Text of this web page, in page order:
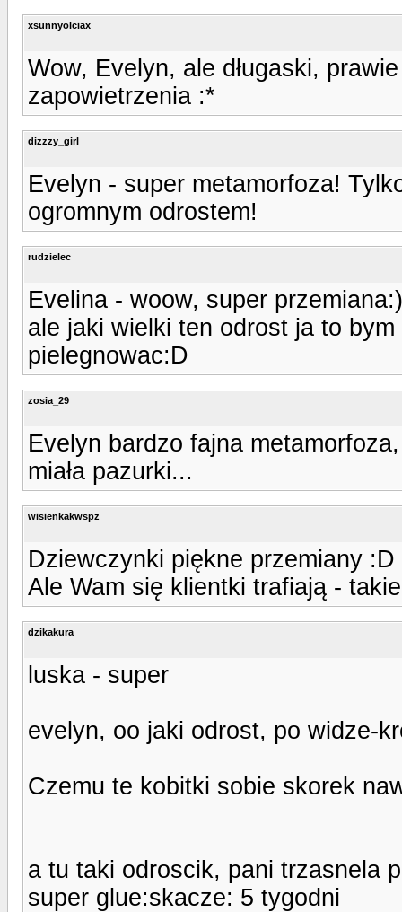
xsunnyolciax
Wow, Evelyn, ale długaski,
zapowietrzenia :*
dizzzy_girl
Evelyn - super metamorfoza!
ogromnym odrostem!
rudzielec
Evelina - woow, super przemiana:)
ale jaki wielki ten odrost ja to
pielegnowac:D
zosia_29
Evelyn bardzo fajna
miała pazurki...
wisienkakwspz
Dziewczynki piękne przemiany :D
Ale Wam się klientki trafiają -
dzikakura
luska - super
evelyn, oo jaki odrost, po widze-
Czemu te kobitki sobie skorek
a tu taki odroscik, pani trzasnela
super glue:skacze: 5 tygodni